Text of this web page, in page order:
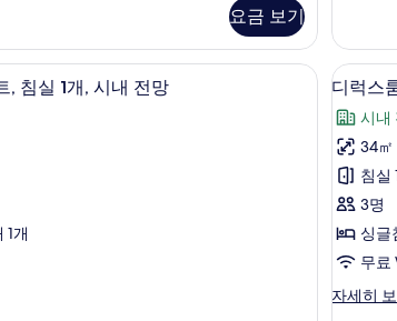
요금 보기
진
모
두
보
기
개,
시
내
전
망
자
세
히
보
는 전망 프리미엄 스위트, 침실 1개, 시내 전망 | 객실에
, 침실 1개, 시내 전망
1개
디
럭
스
룸,
싱
글
침
2
6
디럭스
시내
34㎡
침실
3명
싱글
무료
자세히
디